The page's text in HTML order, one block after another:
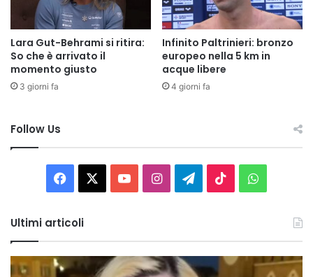
Lara Gut-Behrami si ritira:
So che è arrivato il
momento giusto
3 giorni fa
Infinito Paltrinieri: bronzo
europeo nella 5 km in
acque libere
4 giorni fa
Follow Us
Facebook You InstagramTelegram
TikTok
Ultimi articoli